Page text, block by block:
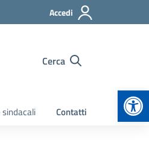
Accedi
Cerca
Contatti